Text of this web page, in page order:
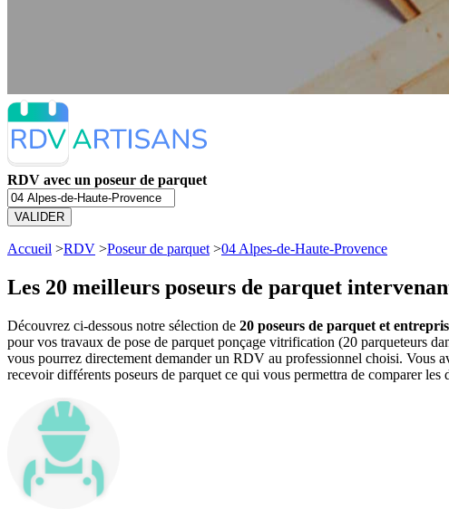
RDV avec un poseur de parquet
VALIDER
Accueil >RDV >Poseur de parquet >04 Alpes-de-Haute-Provence
Les 20 meilleurs poseurs de parquet
Découvrez ci-dessous notre sélection de 20 poseurs de parquet et
pour vos travaux de pose de parquet ponçage vitrification (20 parqueteurs
vous pourrez directement demander un RDV au professionnel choisi. Vous
recevoir différents poseurs de parquet ce qui vous permettra de comparer